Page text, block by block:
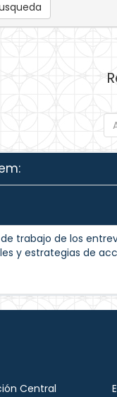
trabajo de los
y estrategias de
Central